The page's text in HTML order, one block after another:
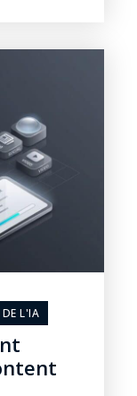
DE L'IA